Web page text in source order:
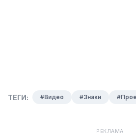
ТЕГИ: #Видео #Знаки
РЕКЛАМА